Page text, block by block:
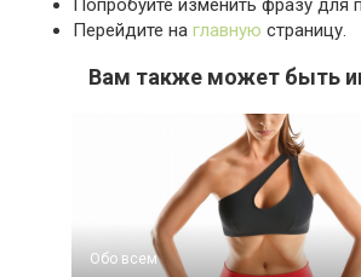
Попробуйте изменить фразу для
Перейдите на главную страницу.
Вам также может быть
Обо всем